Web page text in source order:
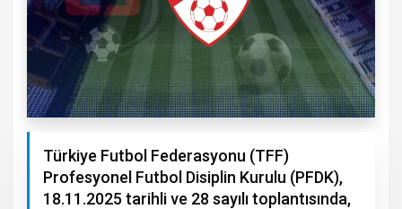
Türkiye Futbol Federasyonu (TFF)
Profesyonel Futbol Disiplin Kurulu (PFDK),
18.11.2025 tarihli ve 28 sayılı toplantısında,